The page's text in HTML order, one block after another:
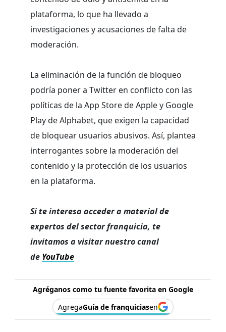
plataforma, lo que ha llevado a
investigaciones y acusaciones de falta de
moderación.
La eliminación de la función de bloqueo
podría poner a Twitter en conflicto con las
políticas de la App Store de Apple y Google
Play de Alphabet, que exigen la capacidad
de bloquear usuarios abusivos. Así, plantea
interrogantes sobre la moderación del
contenido y la protección de los usuarios
en la plataforma.
Si te interesa acceder a material de
expertos del sector franquicia, te
invitamos a visitar nuestro canal
de YouTube
Agréganos como tu fuente favorita en Google
AgregaGuía de franquiciasen